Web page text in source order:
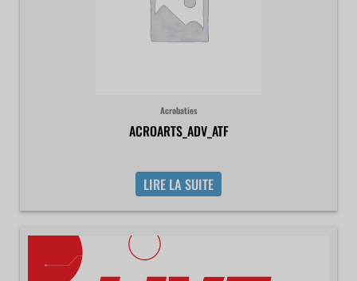
Acrobaties
ACROARTS_ADV_ATF
LIRE LA SUITE